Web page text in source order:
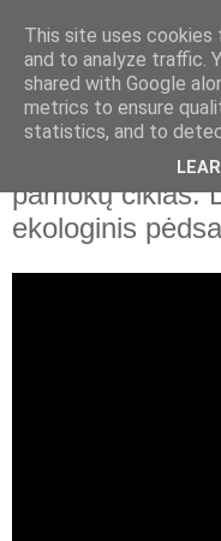
2020 m. lapkričio 27
Vystomojo
pamokų ciklas.
ekologinis
This site uses
and to analyze traffic.
shared with Google
metrics to ensure
statistics, and to